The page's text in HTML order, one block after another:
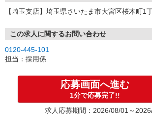
【埼玉支店】埼玉県さいたま市大宮区桜木町1
この求人に関するお問い合わせ
0120-445-101
担当：採用係
応募画面へ進む
1分で応募完了!!
求人応募期間：2026/08/01～